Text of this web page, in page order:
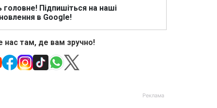
головне! Підпишіться на наші
в Google!
нас там, де вам зручно!